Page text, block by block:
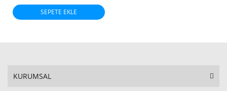
SEPETE EKLE
KURUMSAL